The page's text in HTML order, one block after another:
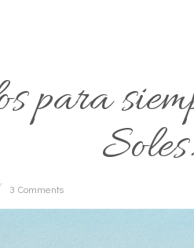
para
Soles.
3 Comments